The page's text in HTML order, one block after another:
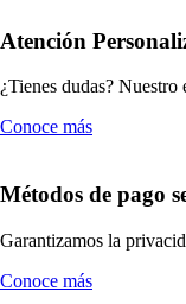
Atención
¿Tienes dudas?
Conoce más
Métodos de pago
Garantizamos la
Conoce más